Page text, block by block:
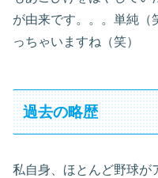
が由来です。。。単純（
っちゃいますね（笑）
過去の略歴
私自身、ほとんど野球が